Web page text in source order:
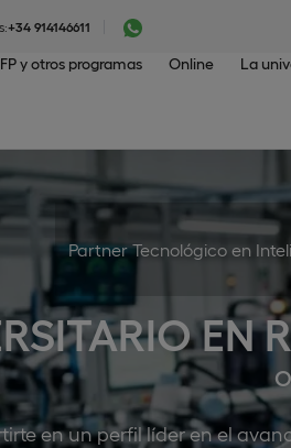
+34 914146611
FP y otros programas Online La
Partner Tecnológico en
en un perfil líder en el